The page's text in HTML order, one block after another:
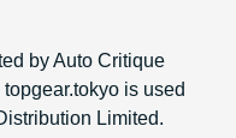
by Auto Critique
is used
Limited.